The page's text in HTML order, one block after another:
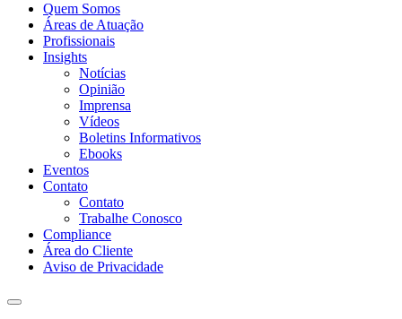
Quem Somos
Áreas de Atuação
Profissionais
Insights
Notícias
Opinião
Imprensa
Vídeos
Boletins Informativos
Ebooks
Eventos
Contato
Contato
Trabalhe Conosco
Compliance
Área do Cliente
Aviso de Privacidade